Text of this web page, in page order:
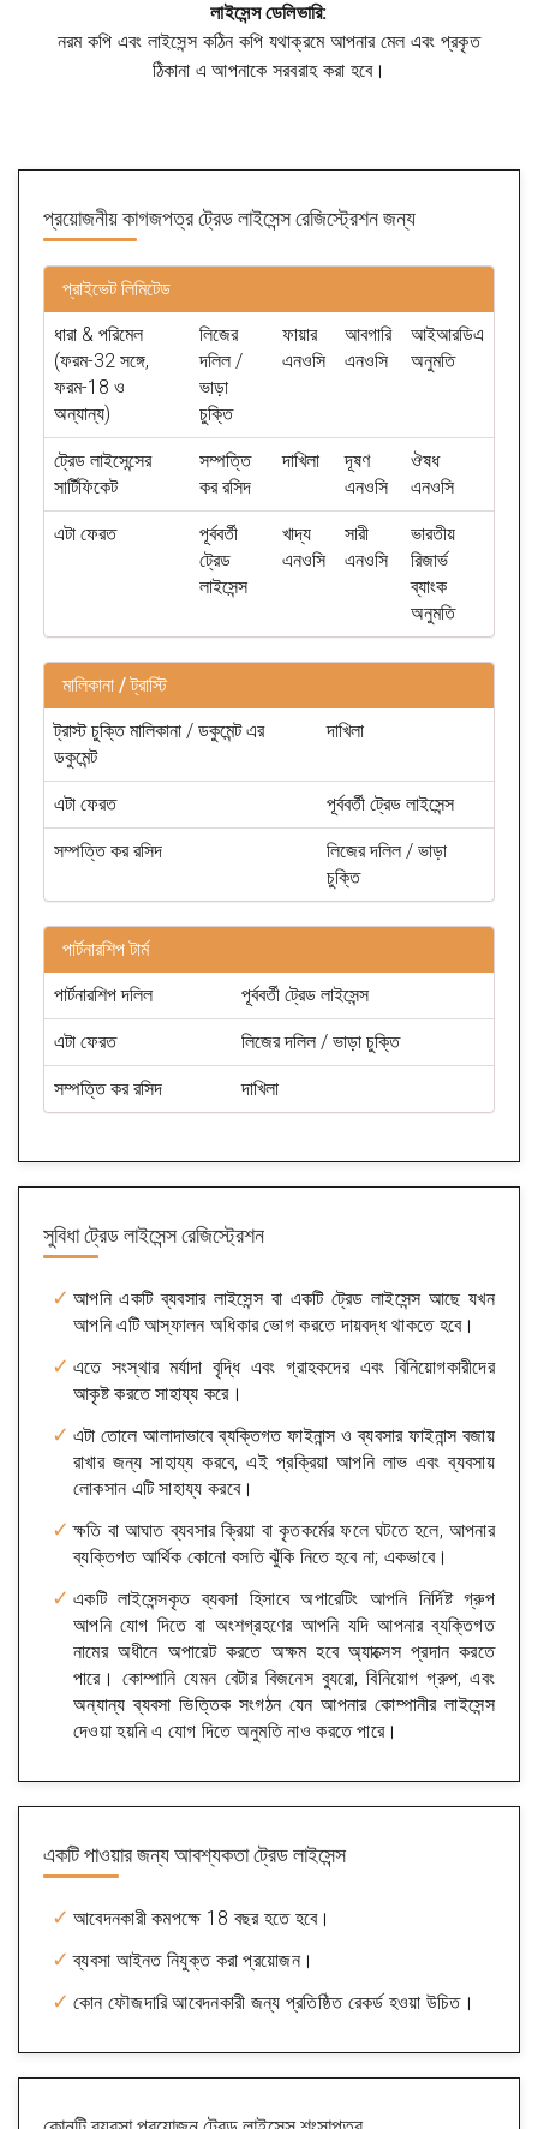
লাইসেন্স ডেলিভারি:
নরম কপি এবং লাইসেন্স কঠিন কপি যথাক্রমে আপনার মেল এবং প্রকৃত
ঠিকানা এ আপনাকে সরবরাহ করা হবে।
প্রয়োজনীয় কাগজপত্রট্রেড লাইসেন্স রেজিস্ট্রেশন জন্য
প্রাইভেট লিমিটেড
ধারা & পরিমেল
(ফরম-32 সঙ্গে,
ফরম-18 ও
অন্যান্য)
লিজের
দলিল /
ভাড়া
চুক্তি
ফায়ার
এনওসি
আবগারি
এনওসি
আইআরডিএ
অনুমতি
ট্রেড লাইসেন্সের
সার্টিফিকেট
সম্পত্তি
কর রসিদ
দাখিলা
দূষণ
এনওসি
ঔষধ
এনওসি
এটা ফেরত
পূর্ববর্তী
ট্রেড
লাইসেন্স
খাদ্য
এনওসি
সারী
এনওসি
ভারতীয়
রিজার্ভ
ব্যাংক
অনুমতি
মালিকানা / ট্রাস্টি
ট্রাস্ট চুক্তি মালিকানা / ডকুমেন্ট এর
ডকুমেন্ট
দাখিলা
এটা ফেরত পূর্ববর্তী ট্রেড লাইসেন্স
সম্পত্তি কর রসিদ
লিজের দলিল / ভাড়া
চুক্তি
পার্টনারশিপ টার্ম
পার্টনারশিপ দলিল
পূর্ববর্তী ট্রেড লাইসেন্স
এটা ফেরত লিজের দলিল / ভাড়া চুক্তি
সম্পত্তি কর রসিদ দাখিলা
সুবিধাট্রেড লাইসেন্স রেজিস্ট্রেশন
আপনি একটি ব্যবসার লাইসেন্স বা একটি ট্রেড লাইসেন্স আছে যখন
আপনি এটি আস্ফালন অধিকার ভোগ করতে দায়বদ্ধ থাকতে হবে।
এতে সংস্থার মর্যাদা বৃদ্ধি এবং গ্রাহকদের এবং বিনিয়োগকারীদের
আকৃষ্ট করতে সাহায্য করে।
এটা তোলে আলাদাভাবে ব্যক্তিগত ফাইনান্স ও ব্যবসার ফাইনান্স বজায়
রাখার জন্য সাহায্য করবে, এই প্রক্রিয়া আপনি লাভ এবং ব্যবসায়
লোকসান এটি সাহায্য করবে।
ক্ষতি বা আঘাত ব্যবসার ক্রিয়া বা কৃতকর্মের ফলে ঘটতে হলে, আপনার
ব্যক্তিগত আর্থিক কোনো বসতি ঝুঁকি নিতে হবে না; একভাবে।
একটি লাইসেন্সকৃত ব্যবসা হিসাবে অপারেটিং আপনি নির্দিষ্ট গ্রুপ
আপনি যোগ দিতে বা অংশগ্রহণের আপনি যদি আপনার ব্যক্তিগত
নামের অধীনে অপারেট করতে অক্ষম হবে অ্যাক্সেস প্রদান করতে
পারে। কোম্পানি যেমন বেটার বিজনেস ব্যুরো, বিনিয়োগ গ্রুপ, এবং
অন্যান্য ব্যবসা ভিত্তিক সংগঠন যেন আপনার কোম্পানীর লাইসেন্স
দেওয়া হয়নি এ যোগ দিতে অনুমতি নাও করতে পারে।
একটি পাওয়ার জন্য আবশ্যকতাট্রেড লাইসেন্স
আবেদনকারী কমপক্ষে 18 বছর হতে হবে।
ব্যবসা আইনত নিযুক্ত করা প্রয়োজন।
কোন ফৌজদারি আবেদনকারী জন্য প্রতিষ্ঠিত রেকর্ড হওয়া উচিত।